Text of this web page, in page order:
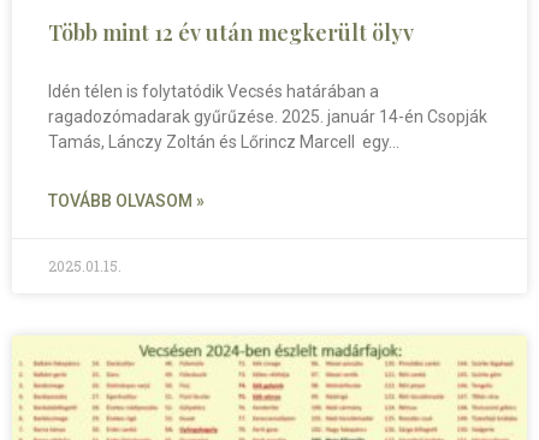
Több mint 12 év után megkerült ölyv
Idén télen is folytatódik Vecsés határában a
ragadozómadarak gyűrűzése. 2025. január 14-én Csopják
Tamás, Lánczy Zoltán és Lőrincz Marcell egy
TOVÁBB OLVASOM »
2025.01.15.